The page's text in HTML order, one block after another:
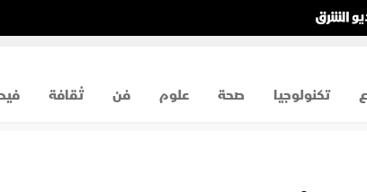
تكنولوجيا صحة علوم فن ثقافة